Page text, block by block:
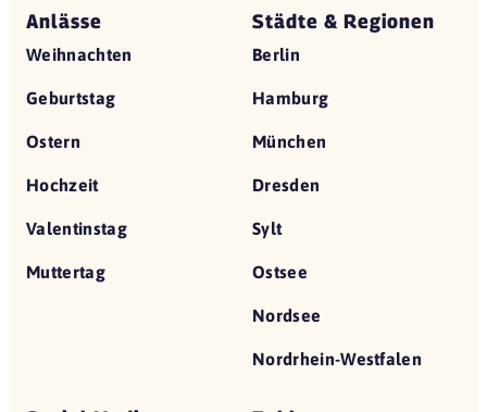
Anlässe
Weihnachten
Geburtstag
Ostern
Hochzeit
Valentinstag
Muttertag
Städte & Regionen
Berlin
Hamburg
München
Dresden
Sylt
Ostsee
Nordsee
Nordrhein-Westfalen